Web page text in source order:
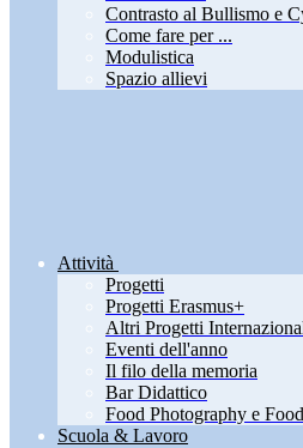
Contrasto al Bullismo e
Come fare per ...
Modulistica
Spazio allievi
Attività
Progetti
Progetti Erasmus+
Altri Progetti
Eventi dell'anno
Il filo della memoria
Bar Didattico
Food Photography e
Scuola & Lavoro